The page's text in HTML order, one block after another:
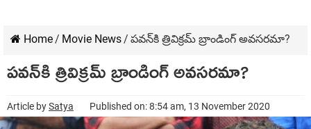
Home/ Movie News/ పవన్‍కి త్రివిక్రమ్‍ బ్రాండింగ్‍ అవసరమా?
పవన్‍కి త్రివిక్రమ్‍ బ్రాండింగ్‍ అవసరమా?
Article bySatya Published on: 8:54 am, 13 November 2020